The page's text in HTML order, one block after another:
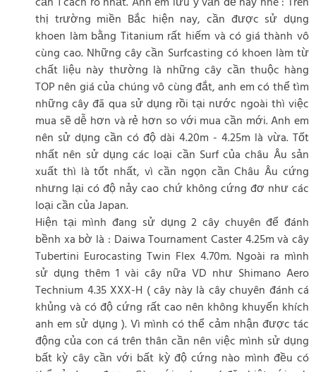
thị trường miền Bắc hiện nay, cần được sử dụng
khoen làm bằng Titanium rất hiếm và có giá thành vô
cùng cao. Những cây cần Surfcasting có khoen làm từ
chất liệu này thường là những cây cần thuộc hàng
TOP nên giá của chúng vô cùng đắt, anh em có thể tìm
những cây đã qua sử dụng rồi tại nước ngoài thì việc
mua sẽ dễ hơn và rẻ hơn so với mua cần mới. Anh em
nên sử dụng cần có độ dài 4.20m - 4.25m là vừa. Tốt
nhất nên sử dụng các loại cần Surf của châu Âu sản
xuất thì là tốt nhất, vì cần ngọn cần Châu Âu cứng
nhưng lại có độ nảy cao chứ không cứng đơ như các
loại cần của Japan.
Hiện tại mình đang sử dụng 2 cây chuyên để đánh
bềnh xa bờ là : Daiwa Tournament Caster 4.25m và cây
Tubertini Eurocasting Twin Flex 4.70m. Ngoài ra mình
sử dụng thêm 1 vài cây nữa VD như Shimano Aero
Technium 4.35 XXX-H ( cây này là cây chuyên đánh cá
khủng và có độ cứng rất cao nên không khuyến khích
anh em sử dụng ). Vì mình có thể cảm nhận được tác
động của con cá trên thân cần nên việc mình sử dụng
bất kỳ cây cần với bất kỳ độ cứng nào mình đều có